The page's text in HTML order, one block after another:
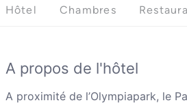
Hôtel Chambres
A propos de l'hôtel
A proximité de l’Olympiapark, le